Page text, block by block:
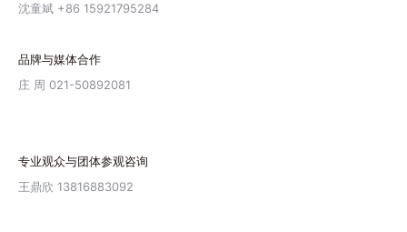
沈童斌 +86 15921795284
品牌与媒体合作
庄 周 021-50892081
专业观众与团体参观咨询
王鼎欣 13816883092